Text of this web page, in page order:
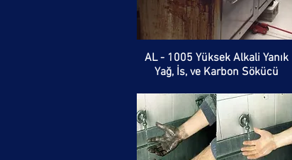
AL - 1005 Yüksek Alkali Yanık
Yağ, İs, ve Karbon Sökücü